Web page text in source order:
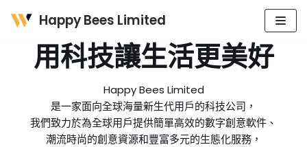
content
Happy Bees Limited
用科技讓生活更美好
Happy Bees Limited
是一家面向全球海量新生代用戶的科技公司，
我們致力於為全球用戶提供簡單高效的數字創意軟件、
潮流時尚的創意資源和豐富多元的生態化服務，